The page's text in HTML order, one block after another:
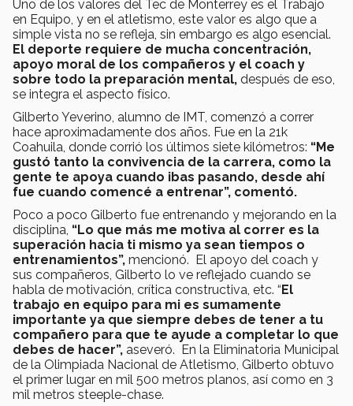
Uno de los valores del Tec de Monterrey es el Trabajo
en Equipo, y en el atletismo, este valor es algo que a
simple vista no se refleja, sin embargo es algo esencial.
El deporte requiere de mucha concentración,
apoyo moral de los compañeros y el coach y
sobre todo la preparación mental, después de eso,
se integra el aspecto físico.
Gilberto Yeverino, alumno de IMT, comenzó a correr
hace aproximadamente dos años. Fue en la 21k
Coahuila, donde corrió los últimos siete kilómetros: “Me
gustó tanto la convivencia de la carrera, como la
gente te apoya cuando ibas pasando, desde ahí
fue cuando comencé a entrenar”, comentó.
Poco a poco Gilberto fue entrenando y mejorando en la
disciplina, “Lo que más me motiva al correr es la
superación hacia ti mismo ya sean tiempos o
entrenamientos”, mencionó. El apoyo del coach y
sus compañeros, Gilberto lo ve reflejado cuando se
habla de motivación, crítica constructiva, etc. “El
trabajo en equipo para mi es sumamente
importante ya que siempre debes de tener a tu
compañero para que te ayude a completar lo que
debes de hacer”, aseveró. En la Eliminatoria Municipal
de la Olimpiada Nacional de Atletismo, Gilberto obtuvo
el primer lugar en mil 500 metros planos, así como en 3
mil metros steeple-chase.